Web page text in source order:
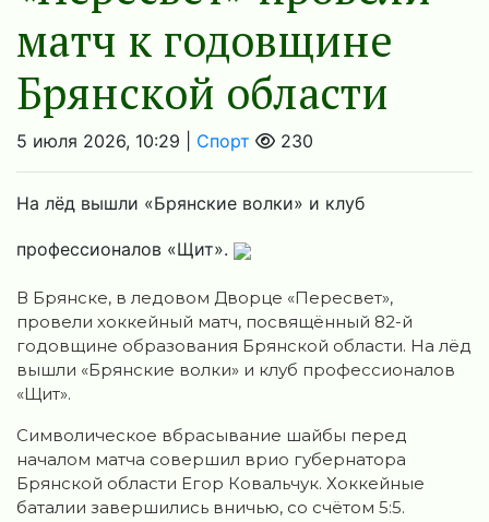
матч к годовщине
Брянской области
5 июля 2026, 10:29 | Спорт 230
На лёд вышли «Брянские волки» и клуб
профессионалов «Щит».
В Брянске, в ледовом Дворце «Пересвет»,
провели хоккейный матч, посвящённый 82-й
годовщине образования Брянской области. На лёд
вышли «Брянские волки» и клуб профессионалов
«Щит».
Символическое вбрасывание шайбы перед
началом матча совершил врио губернатора
Брянской области Егор Ковальчук. Хоккейные
баталии завершились вничью, со счётом 5:5.